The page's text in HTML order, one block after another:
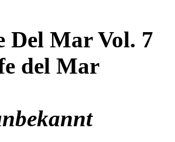
Del Mar Vol. 7
del Mar